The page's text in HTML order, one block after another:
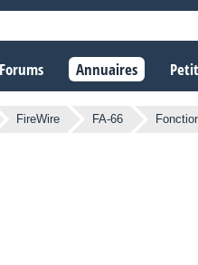
Forums Annuaires
FireWire FA-66